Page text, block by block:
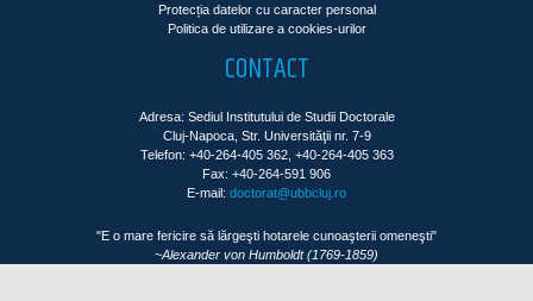
Protecția datelor cu caracter personal
Politica de utilizare a cookies-urilor
CONTACT
Adresa: Sediul Institutului de Studii Doctorale
Cluj-Napoca, Str. Universităţii nr. 7-9
Telefon: +40-264-405 362, +40-264-405 363
Fax: +40-264-591 906
E-mail: doctorat@ubbcluj.ro
"E o mare fericire să lărgeşti hotarele cunoaşterii omeneşti"
~Alexander von Humboldt (1769-1859)